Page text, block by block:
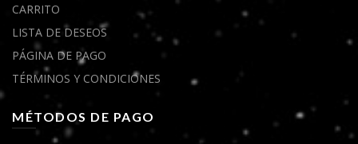
CARRITO
LISTA DE DESEOS
PÁGINA DE PAGO
TÉRMINOS Y CONDICIONES
MÉTODOS DE PAGO